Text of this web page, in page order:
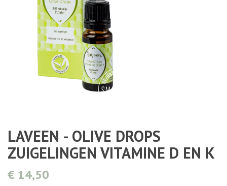
LAVEEN - OLIVE DROPS
ZUIGELINGEN VITAMINE D EN K
€ 14,50